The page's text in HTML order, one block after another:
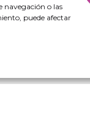
navegación o las
puede afectar